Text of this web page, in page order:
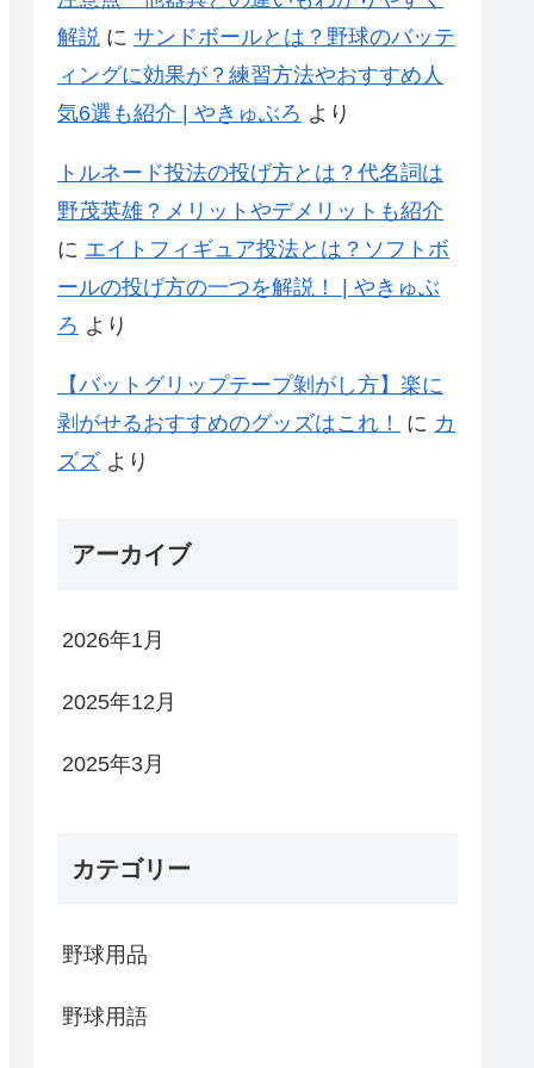
解説 に サンドボールとは？野球のバッテ
ィングに効果が？練習方法やおすすめ人
気6選も紹介 | やきゅぶろ より
トルネード投法の投げ方とは？代名詞は
野茂英雄？メリットやデメリットも紹介
に エイトフィギュア投法とは？ソフトボ
ールの投げ方の一つを解説！ | やきゅぶ
ろ より
【バットグリップテープ剝がし方】楽に
剥がせるおすすめのグッズはこれ！
に カ
ズズ より
アーカイブ
2026年1月
2025年12月
2025年3月
カテゴリー
野球用品
野球用語